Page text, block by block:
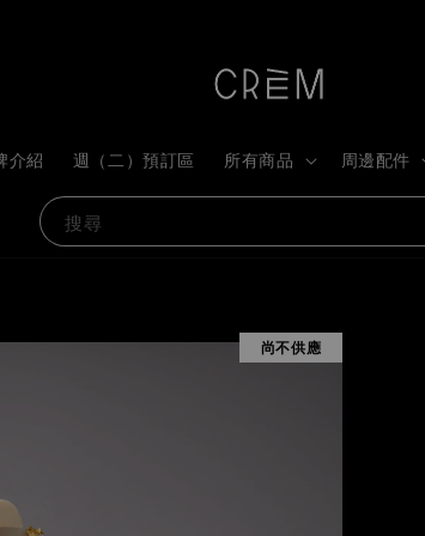
搜尋
介紹 週（二）預訂區 所有商品 周邊配件
尚不供應